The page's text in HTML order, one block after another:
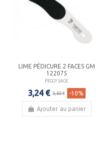
LIME PÉDICURE 2 FACES GM
122075
PEGGY SAGE
3,24 € 3,60 € -10%
Ajouter au panier